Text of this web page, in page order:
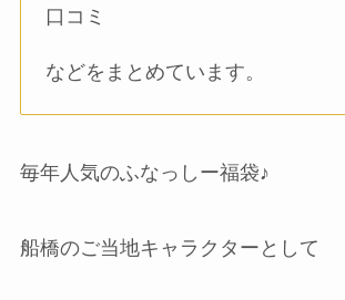
口コミ
などをまとめています。
毎年人気のふなっしー福袋♪
船橋のご当地キャラクターとして